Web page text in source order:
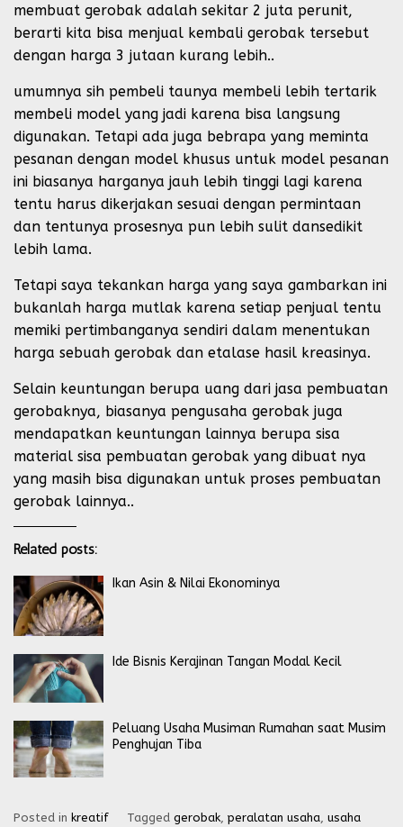
membuat gerobak adalah sekitar 2 juta perunit,
berarti kita bisa menjual kembali gerobak tersebut
dengan harga 3 jutaan kurang lebih..
umumnya sih pembeli taunya membeli lebih tertarik
membeli model yang jadi karena bisa langsung
digunakan. Tetapi ada juga bebrapa yang meminta
pesanan dengan model khusus untuk model pesanan
ini biasanya harganya jauh lebih tinggi lagi karena
tentu harus dikerjakan sesuai dengan permintaan
dan tentunya prosesnya pun lebih sulit dansedikit
lebih lama.
Tetapi saya tekankan harga yang saya gambarkan ini
bukanlah harga mutlak karena setiap penjual tentu
memiki pertimbanganya sendiri dalam menentukan
harga sebuah gerobak dan etalase hasil kreasinya.
Selain keuntungan berupa uang dari jasa pembuatan
gerobaknya, biasanya pengusaha gerobak juga
mendapatkan keuntungan lainnya berupa sisa
material sisa pembuatan gerobak yang dibuat nya
yang masih bisa digunakan untuk proses pembuatan
gerobak lainnya..
Related posts:
Ikan Asin & Nilai Ekonominya
Ide Bisnis Kerajinan Tangan Modal Kecil
Peluang Usaha Musiman Rumahan saat Musim
Penghujan Tiba
Posted in kreatif Tagged gerobak peralatan usaha usaha